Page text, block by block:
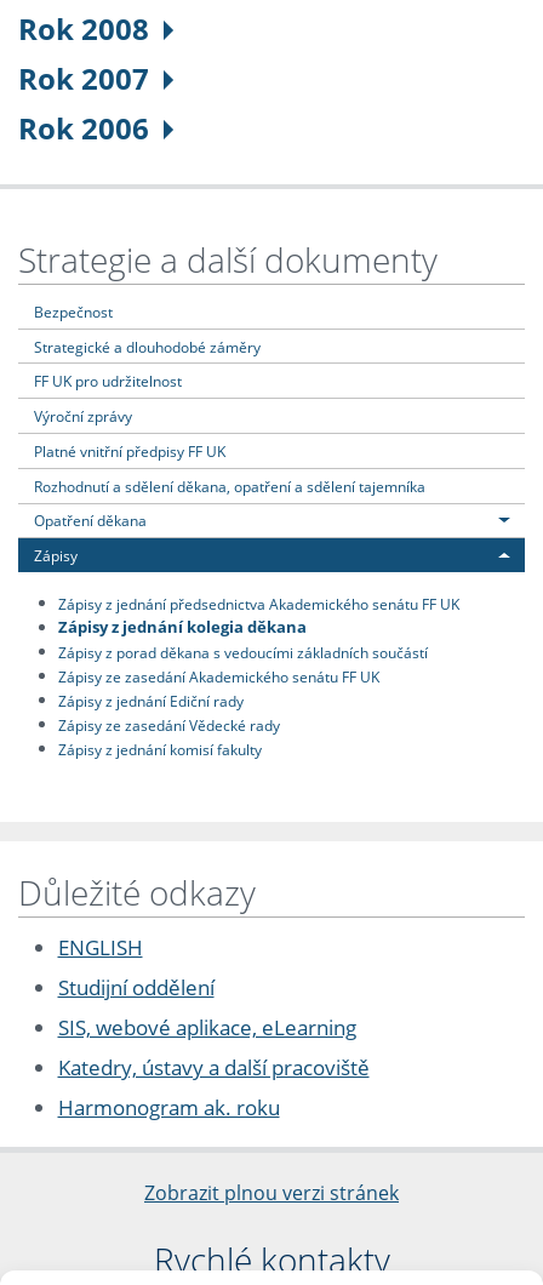
Rok 2008
Rok 2007
Rok 2006
Strategie a další dokumenty
Bezpečnost
Strategické a dlouhodobé záměry
FF UK pro udržitelnost
Výroční zprávy
Platné vnitřní předpisy FF UK
Rozhodnutí a sdělení děkana, opatření a sdělení tajemníka
Opatření děkana
Zápisy
Zápisy z jednání předsednictva Akademického senátu FF UK
Zápisy z jednání kolegia děkana
Zápisy z porad děkana s vedoucími základních součástí
Zápisy ze zasedání Akademického senátu FF UK
Zápisy z jednání Ediční rady
Zápisy ze zasedání Vědecké rady
Zápisy z jednání komisí fakulty
Důležité odkazy
ENGLISH
Studijní oddělení
SIS, webové aplikace, eLearning
Katedry, ústavy a další pracoviště
Harmonogram ak. roku
Zobrazit plnou verzi stránek
Rychlé kontakty